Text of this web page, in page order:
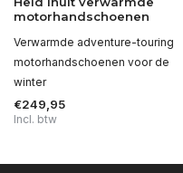
motorhandschoenen
Verwarmde adventure-touring
motorhandschoenen voor de
winter
€249,95
Incl. btw